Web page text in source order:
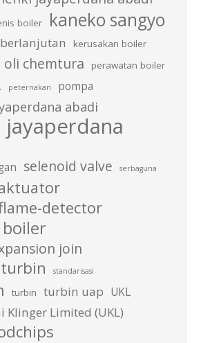
boiler kaneko sangyo
kerusakan boiler
oli chemtura perawatan boiler
peternakan pompa
abadi
selenoid valve serbaguna
detector
join
standarisasi
turbin turbin uap UKL
Klinger Limited (UKL)